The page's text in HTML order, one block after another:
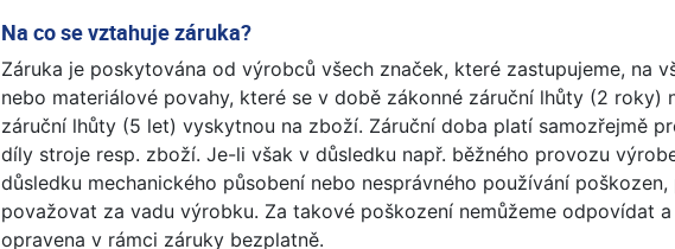
Na co se vztahuje záruka?
Záruka je poskytována od výrobců všech značek, které zastupujeme, na
nebo materiálové povahy, které se v době zákonné záruční lhůty (2 roky)
záruční lhůty (5 let) vyskytnou na zboží. Záruční doba platí samozřejmě
díly stroje resp. zboží. Je-li však v důsledku např. běžného provozu
důsledku mechanického působení nebo nesprávného používání
považovat za vadu výrobku. Za takové poškození nemůžeme odpovídat
opravena v rámci záruky bezplatně.